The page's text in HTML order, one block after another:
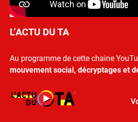
L’ACTU DU TA
Au programme de cette chaine
mouvement social, décryptages et